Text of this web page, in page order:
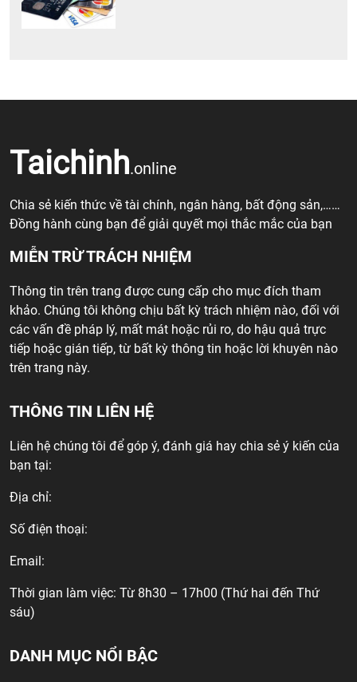
Taichinh.online
Chia sẻ kiến thức về tài chính, ngân hàng, bất động sản,……
Đồng hành cùng bạn để giải quyết mọi thắc mắc của bạn
MIỄN TRỪ TRÁCH NHIỆM
Thông tin trên trang được cung cấp cho mục đích tham
khảo. Chúng tôi không chịu bất kỳ trách nhiệm nào, đối với
các vấn đề pháp lý, mất mát hoặc rủi ro, do hậu quả trực
tiếp hoặc gián tiếp, từ bất kỳ thông tin hoặc lời khuyên nào
trên trang này.
THÔNG TIN LIÊN HỆ
Liên hệ chúng tôi để góp ý, đánh giá hay chia sẻ ý kiến của
bạn tại:
Địa chỉ:
Số điện thoại:
Email:
Thời gian làm việc: Từ 8h30 – 17h00 (Thứ hai đến Thứ
sáu)
DANH MỤC NỔI BẬC